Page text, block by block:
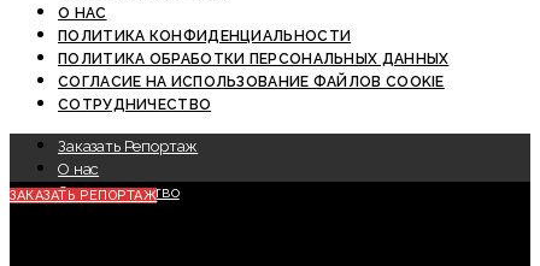
О НАС
ПОЛИТИКА КОНФИДЕНЦИАЛЬНОСТИ
ПОЛИТИКА ОБРАБОТКИ ПЕРСОНАЛЬНЫХ ДАННЫХ
СОГЛАСИЕ НА ИСПОЛЬЗОВАНИЕ ФАЙЛОВ COOKIE
СОТРУДНИЧЕСТВО
Заказать Репортаж
О нас
Сотрудничество
ЗАКАЗАТЬ РЕПОРТАЖ